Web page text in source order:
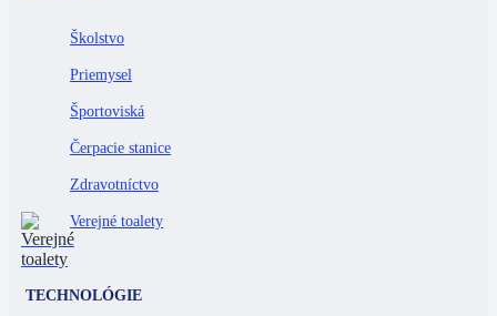
Školstvo
Priemysel
Športoviská
Čerpacie stanice
Zdravotníctvo
Verejné toalety
TECHNOLÓGIE